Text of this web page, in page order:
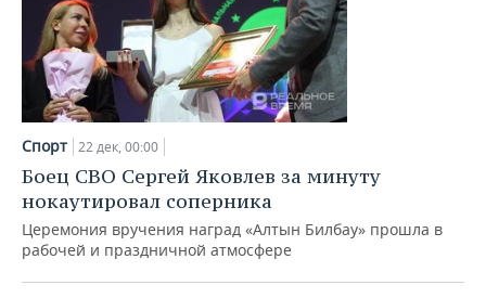
Спорт 22 дек, 00:00
Боец СВО Сергей Яковлев за минуту
нокаутировал соперника
Церемония вручения наград «Алтын Билбау» прошла в
рабочей и праздничной атмосфере